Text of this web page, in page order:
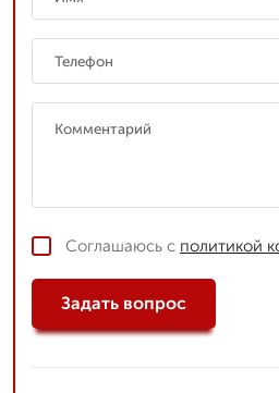
Соглашаюсь с политикой
Задать вопрос